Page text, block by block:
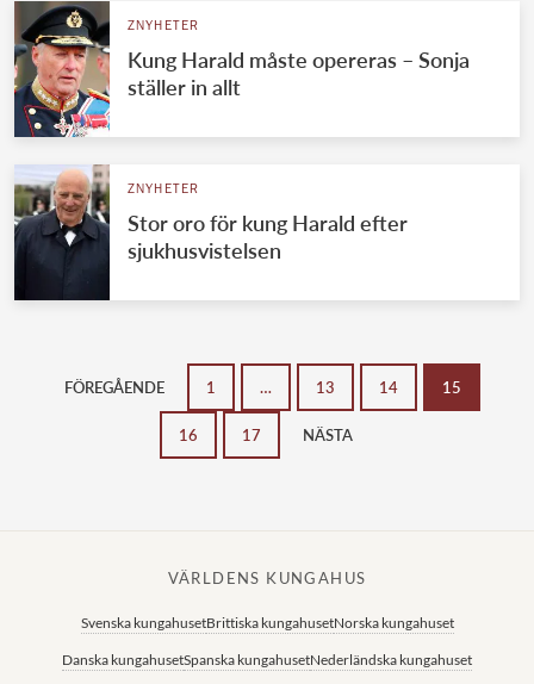
ZNYHETER
Kung Harald måste opereras – Sonja
ställer in allt
ZNYHETER
Stor oro för kung Harald efter
sjukhusvistelsen
FÖREGÅENDE 1 … 13 14 15
16 17 NÄSTA
VÄRLDENS KUNGAHUS
Svenska kungahusetBrittiska kungahusetNorska kungahuset
Danska kungahusetSpanska kungahusetNederländska kungahuset